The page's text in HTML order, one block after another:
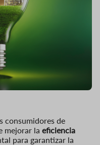
consumidores de
mejorar la eficiencia
para garantizar la